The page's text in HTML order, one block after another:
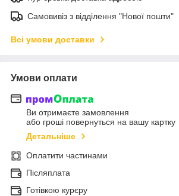
Самовивіз з відділення "Нової пошти"
Всі умови доставки
Умови оплати
Ви отримаєте замовлення
або гроші повернуться на вашу картку
Детальніше
Оплатити частинами
Післяплата
Готівкою курєру